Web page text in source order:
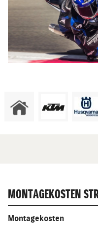
MONTAGEKOSTEN
Montagekosten